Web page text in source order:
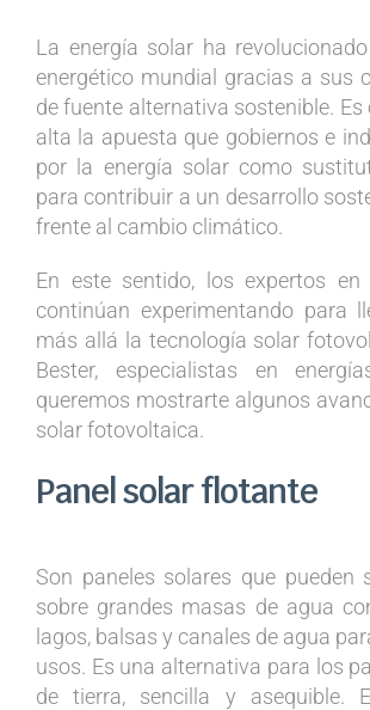
La energía solar ha
energético mundial gracias a sus
de fuente alternativa sostenible. Es
alta la apuesta que gobiernos e
por la energía solar como
para contribuir a un desarrollo
frente al cambio climático.
En este sentido, los expertos en
continúan experimentando para
más allá la tecnología solar
Bester, especialistas en
queremos mostrarte algunos
solar fotovoltaica.
Panel solar flotante
Son paneles solares que pueden
sobre grandes masas de agua
lagos, balsas y canales de agua
usos. Es una alternativa para los
de tierra, sencilla y asequible.